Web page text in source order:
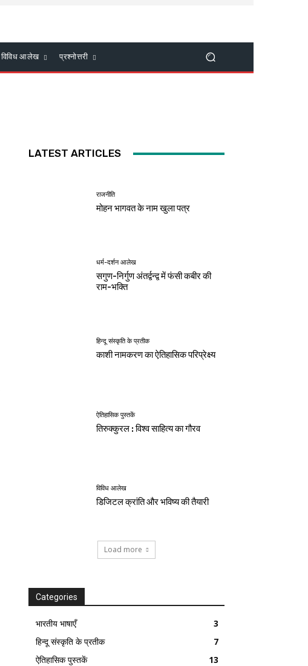
विविध आलेख प्रश्नोत्तरी
LATEST ARTICLES
राजनीति
मोहन भागवत के नाम खुला पत्र
धर्म-दर्शन आलेख
सगुण-निर्गुण अंतर्द्वन्द्व में फंसी कबीर की
राम-भक्ति
हिन्दू संस्कृति के प्रतीक
काशी नामकरण का ऐतिहासिक परिप्रेक्ष्य
ऐतिहासिक पुस्तकें
तिरुक्कुरल : विश्व साहित्य का गौरव
विविध आलेख
डिजिटल क्रांति और भविष्य की तैयारी
Load more
Categories
भारतीय भाषाएँ
3
हिन्दू संस्कृति के प्रतीक
7
ऐतिहासिक पुस्तकें
13